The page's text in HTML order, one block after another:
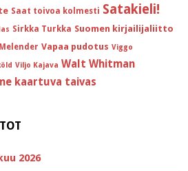
Saat toivoa kolmesti Satakieli!
Sirkka Turkka Suomen kirjailijaliitto
Vapaa pudotus Viggo
Viljo Kajava Walt Whitman
kaartuva taivas
2026